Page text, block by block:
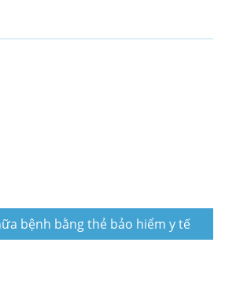
bệnh bằng thẻ bảo hiểm y tế